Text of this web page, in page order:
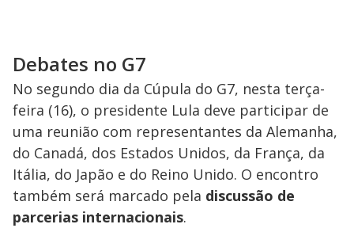
Debates no G7
No segundo dia da Cúpula do G7, nesta terça-
feira (16), o presidente Lula deve participar de
uma reunião com representantes da Alemanha,
do Canadá, dos Estados Unidos, da França, da
Itália, do Japão e do Reino Unido. O encontro
também será marcado pela discussão de
parcerias internacionais.